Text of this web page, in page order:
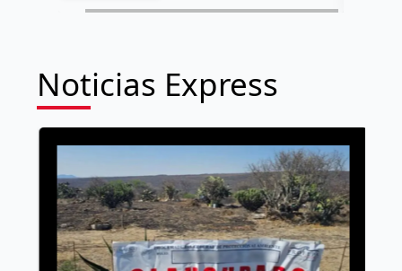
Noticias Express